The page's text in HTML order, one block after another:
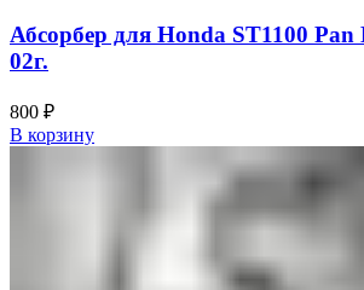
Абсорбер для Honda ST1100 Pan
02г.
800 ₽
В корзину